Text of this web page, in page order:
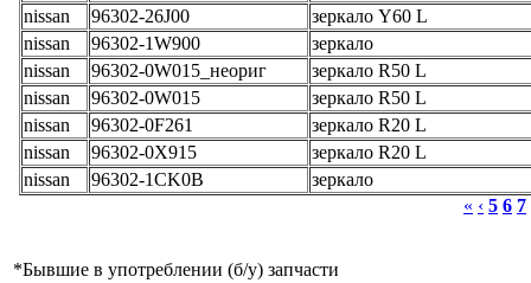
nissan
96302-26J00
зеркало Y60 L
nissan
96302-1W900
зеркало
nissan
96302-0W015_неориг
зеркало R50 L
nissan
96302-0W015
зеркало R50 L
nissan
96302-0F261
зеркало R20 L
nissan
96302-0X915
зеркало R20 L
nissan
96302-1CK0B
зеркало
« ‹ 5 6 7
*Бывшие в употреблении (б/y) запчасти